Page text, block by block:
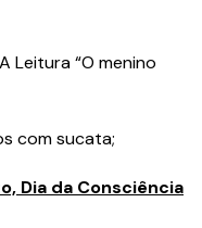
“O menino
com sucata;
Dia da Consciência